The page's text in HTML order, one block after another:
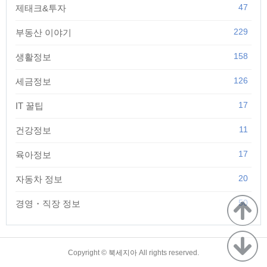
제태크&투자 47
부동산 이야기 229
생활정보 158
세금정보 126
IT 꿀팁 17
건강정보 11
육아정보 17
자동차 정보 20
경영・직장 정보 50
Copyright © 북세지아 All rights reserved.
TistoryWhaleSkin3.4